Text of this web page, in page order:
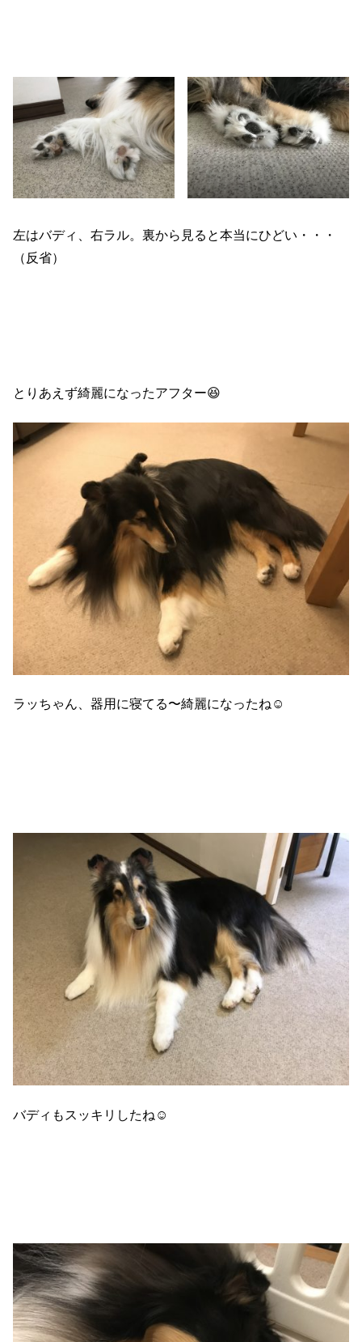
左はバディ、右ラル。裏から見ると本当にひどい・・・
（反省）
とりあえず綺麗になったアフター😆
ラッちゃん、器用に寝てる〜綺麗になったね☺️
バディもスッキリしたね☺️